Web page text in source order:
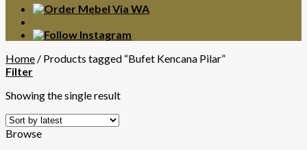
Home / Products tagged “Bufet Kencana Pilar”
Filter
Showing the single result
Browse